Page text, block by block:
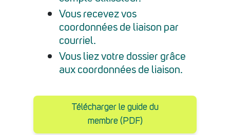
Vous recevez vos
coordonnées de liaison par
courriel.
Vous liez votre dossier grâce
aux coordonnées de liaison.
Télécharger le guide du
membre (PDF)